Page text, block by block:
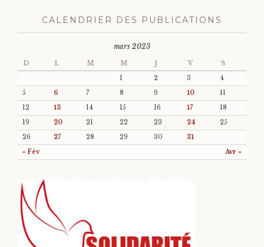
CALENDRIER DES PUBLICATIONS
mars 2023
D L M M J V S
« Fév Avr »
1 2 3
4
5
6 7 8 9 10
11
12
13 14 15 16 17
18
19
20 21 22 23 24
25
26
27 28 29 30 31